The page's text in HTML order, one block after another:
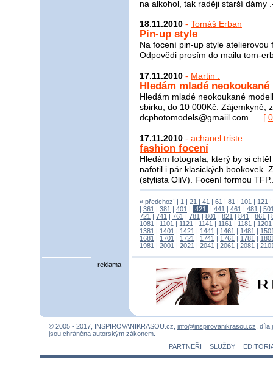
na alkohol, tak raději starší dámy
18.11.2010 - Tomáš Erban
Pin-up style
Na focení pin-up style
Odpovědi prosím do mailu tom-
17.11.2010 - Martin .
Hledám mladé
Hledám mladé neokoukané
sbirku, do 10 000Kč. Zájemkyně,
dcphotomodels@gmaiil.com. ... [
17.11.2010 - achanel triste
fashion focení
Hledám fotografa, který by si
nafotil i pár klasických bookovek.
(stylista OliV). Focení formou
« předchozí | 1 | 21 | 41 | 61 | 81 | 101 | 121 |
| 361 | 381 | 401 | 421 | 441 | 461 | 481 |
721 | 741 | 761 | 781 | 801 | 821 | 841 | 861 |
1081 | 1101 | 1121 | 1141 | 1161 | 1181 | 1201
1381 | 1401 | 1421 | 1441 | 1461 | 1481 |
1681 | 1701 | 1721 | 1741 | 1761 | 1781 |
1981 | 2001 | 2021 | 2041 | 2061 | 2081 |
reklama
© 2005 - 2017, INSPIROVANIKRASOU.cz, info@inspirovanikrasou.cz ,
jsou chráněna autorským zákonem.
PARTNEŘI
SLUŽBY